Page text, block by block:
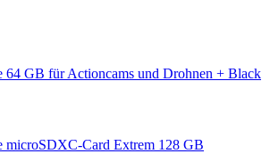
GB für Actioncams und Drohnen + Black
microSDXC-Card Extrem 128 GB